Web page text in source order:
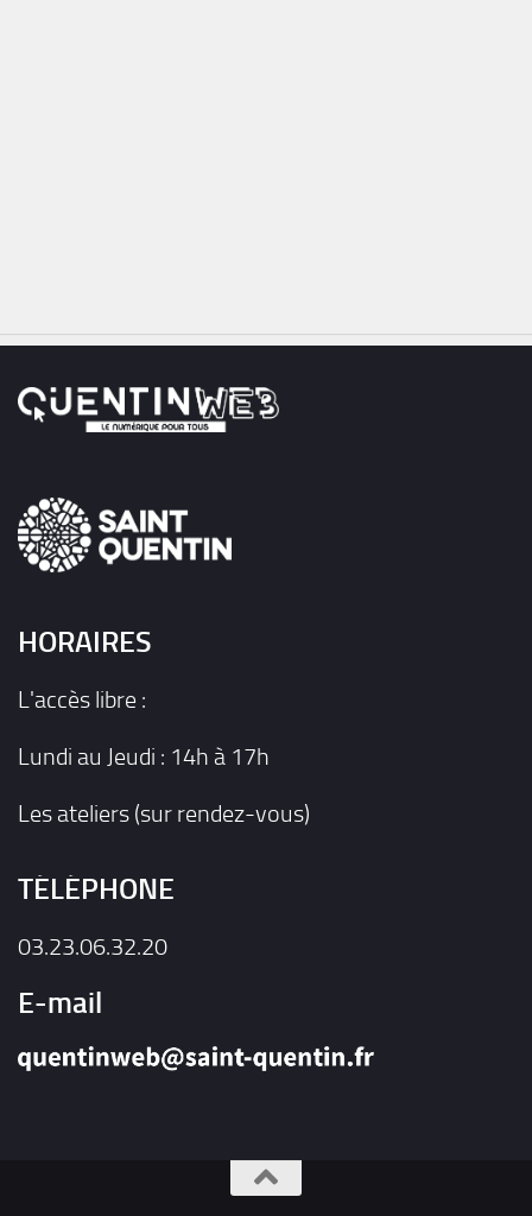
HORAIRES
L'accès libre :
Lundi au Jeudi : 14h à 17h
Les ateliers (sur rendez-vous)
TÉLÉPHONE
03.23.06.32.20
E-mail